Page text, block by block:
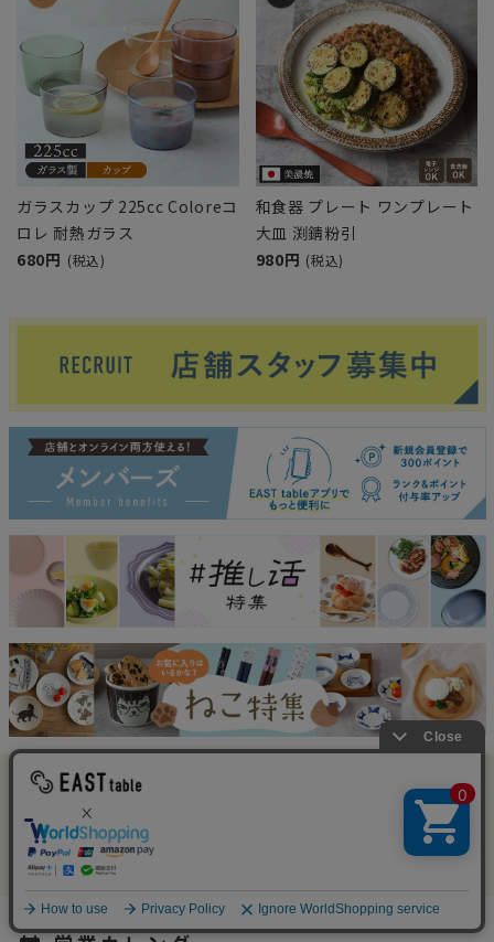
ガラスカップ 225cc Coloreコ
ロレ 耐熱ガラス
680円 (税込)
和食器 プレート ワンプレート
大皿 渕錆粉引
980円 (税込)
19周年を迎えました